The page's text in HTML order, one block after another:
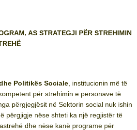
AS STRATEGJI PËR STREHIMIN
Politikës Sociale , institucionin më të
për strehimin e personave të
përgjegjësit në Sektorin social nuk ishin
përgjigje nëse shteti ka një regjistër të
dhe nëse kanë programe për